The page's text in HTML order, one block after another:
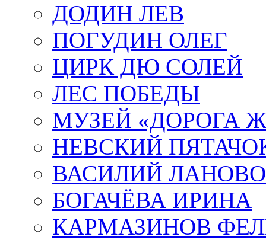
ДОДИН ЛЕВ
ПОГУДИН ОЛЕГ
ЦИРК ДЮ СОЛЕЙ
ЛЕС ПОБЕДЫ
МУЗЕЙ «ДОРОГА
НЕВСКИЙ
ВАСИЛИЙ
БОГАЧЁВА ИРИНА
КАРМАЗИНОВ